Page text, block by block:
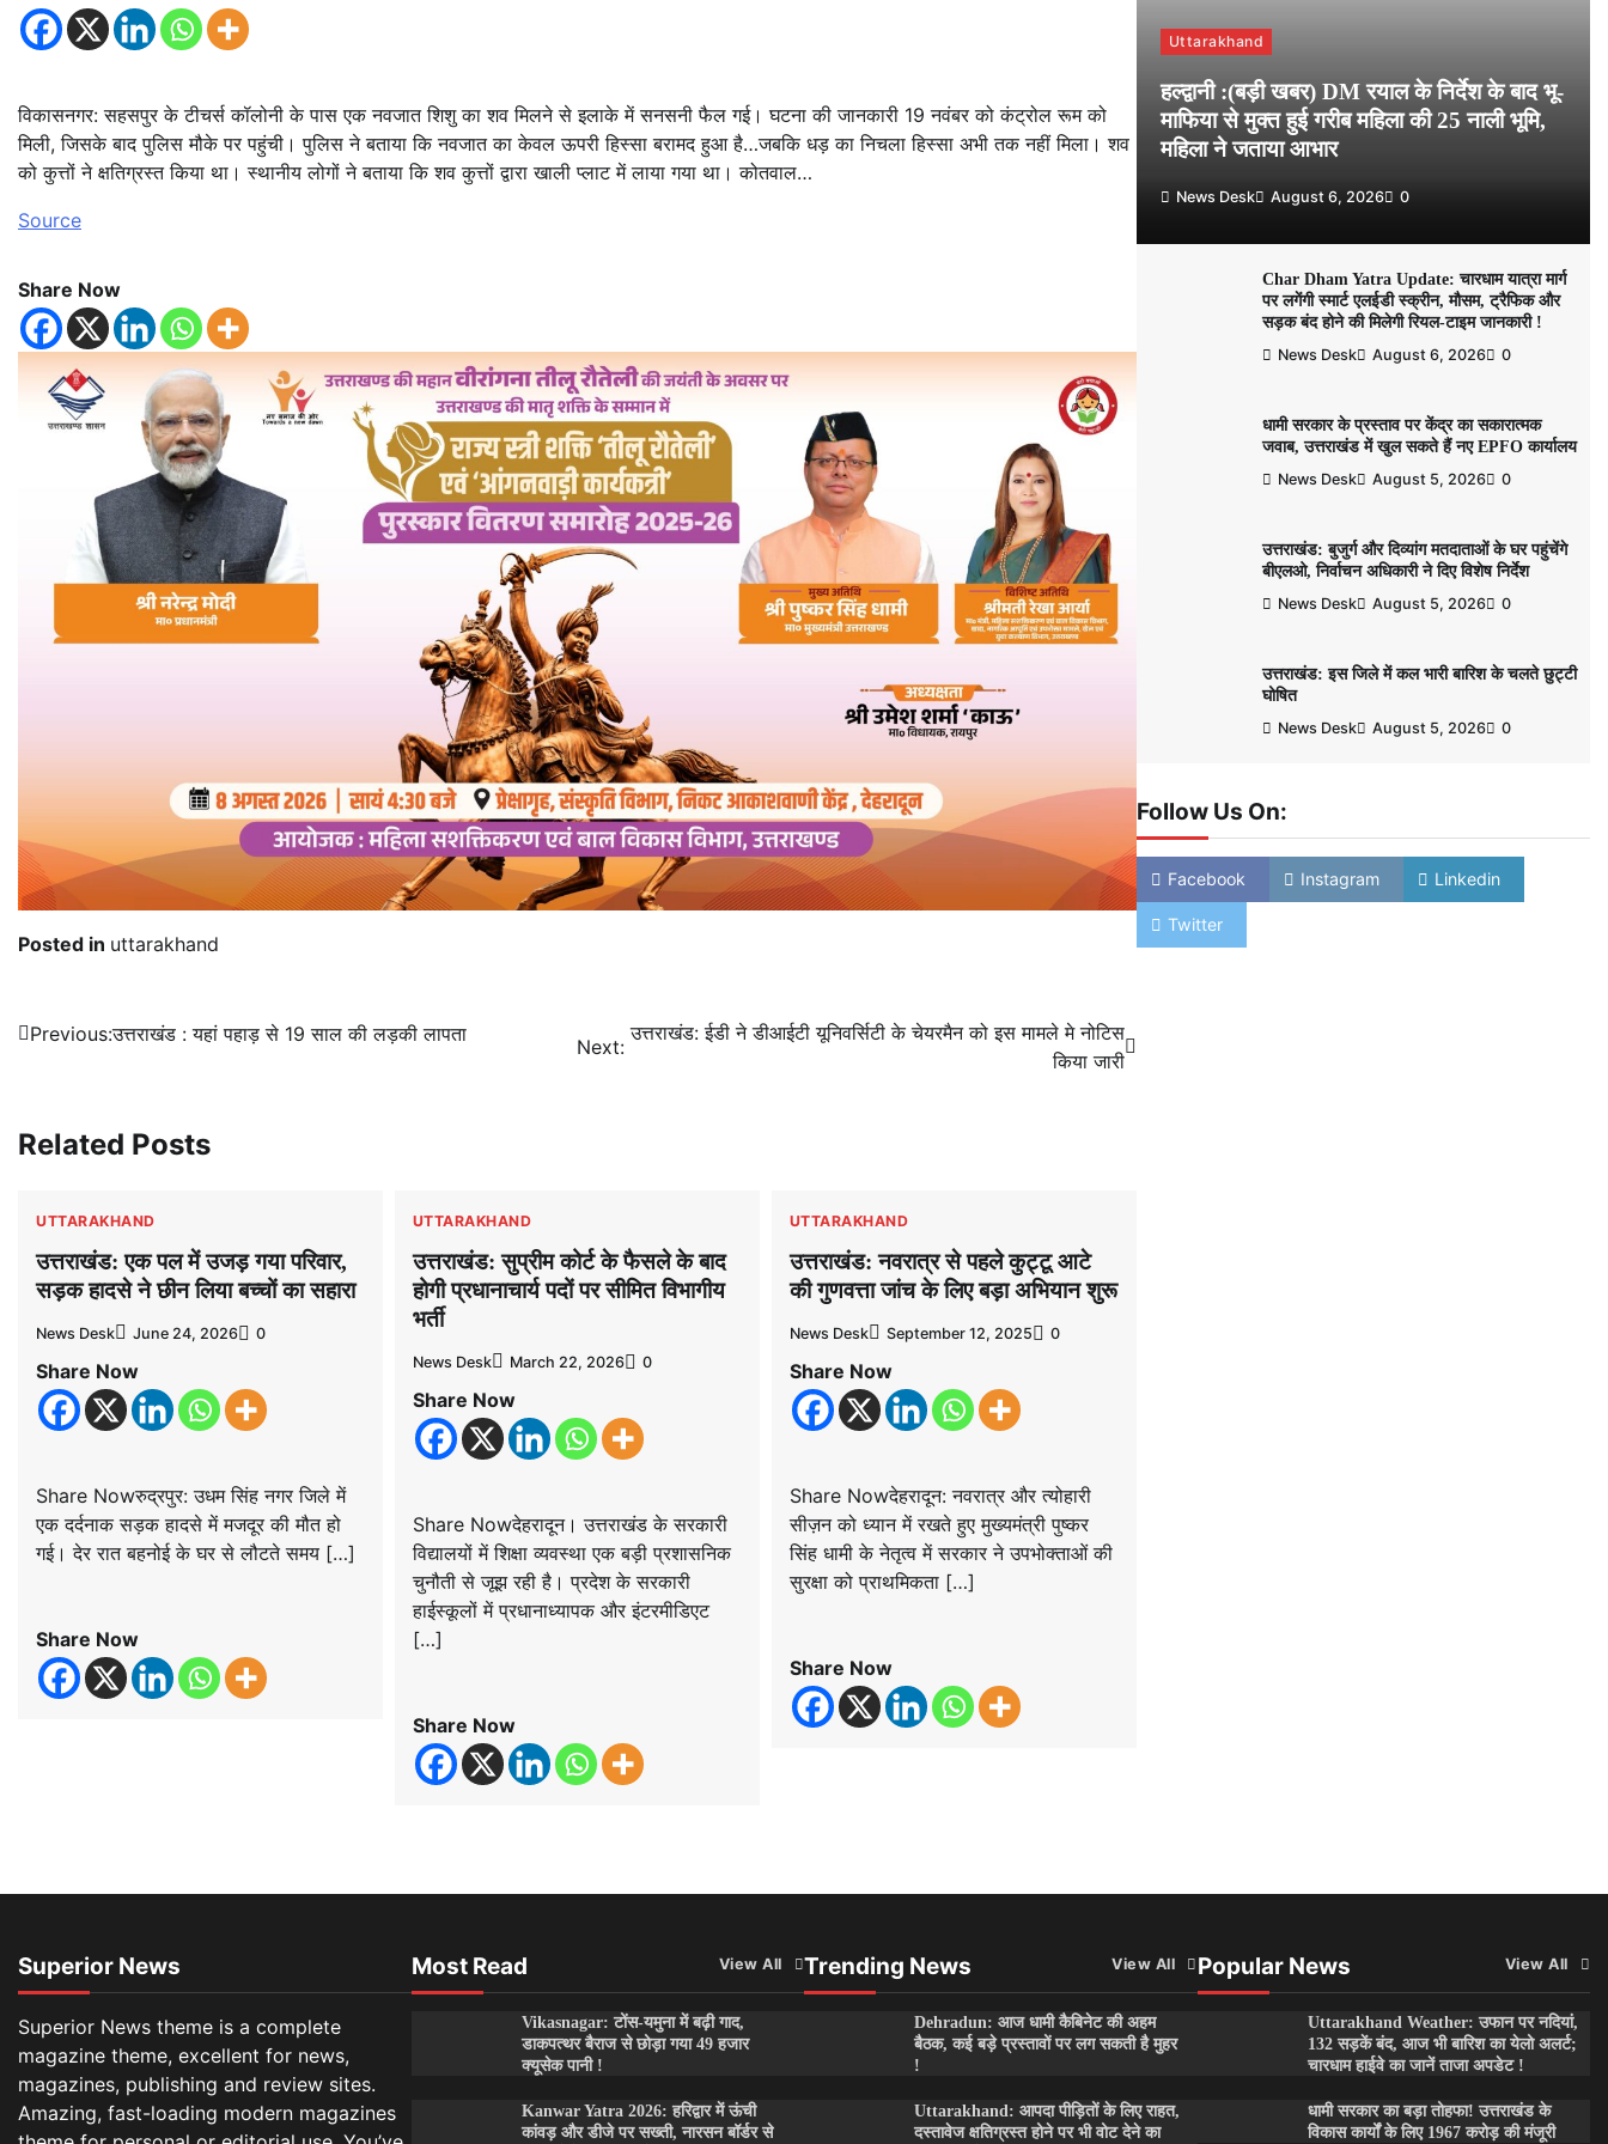
विकासनगर: सहसपुर के टीचर्स कॉलोनी के पास एक नवजात शिशु का शव मिलने से इलाके में सनसनी फैल गई। घटना की जानकारी 19 नवंबर को कंट्रोल रूम को
मिली, जिसके बाद पुलिस मौके पर पहुंची। पुलिस ने बताया कि नवजात का केवल ऊपरी हिस्सा बरामद हुआ है…जबकि धड़ का निचला हिस्सा अभी तक नहीं मिला। शव
को कुत्तों ने क्षतिग्रस्त किया था। स्थानीय लोगों ने बताया कि शव कुत्तों द्वारा खाली प्लाट में लाया गया था। कोतवाल…
Source
Share Now
Posted in uttarakhand
Post
Previous:उत्तराखंड : यहां पहाड़ से 19 साल की लड़की लापता
Next:
उत्तराखंड: ईडी ने डीआईटी यूनिवर्सिटी के चेयरमैन को इस मामले मे नोटिस
किया जारी
Related Posts
UTTARAKHAND
उत्तराखंड: एक पल में उजड़ गया परिवार,
सड़क हादसे ने छीन लिया बच्चों का सहारा
News Desk June 24, 2026 0
Share Now
Share Nowरुद्रपुर: उधम सिंह नगर जिले में
एक दर्दनाक सड़क हादसे में मजदूर की मौत हो
गई। देर रात बहनोई के घर से लौटते समय […]
Share Now
UTTARAKHAND
उत्तराखंड: सुप्रीम कोर्ट के फैसले के बाद
होगी प्रधानाचार्य पदों पर सीमित विभागीय
भर्ती
News Desk March 22, 2026 0
Share Now
Share Nowदेहरादून। उत्तराखंड के सरकारी
विद्यालयों में शिक्षा व्यवस्था एक बड़ी प्रशासनिक
चुनौती से जूझ रही है। प्रदेश के सरकारी
हाईस्कूलों में प्रधानाध्यापक और इंटरमीडिएट
[…]
Share Now
UTTARAKHAND
उत्तराखंड: नवरात्र से पहले कुट्टू आटे
की गुणवत्ता जांच के लिए बड़ा अभियान शुरू
News Desk September 12, 2025 0
Share Now
Share Nowदेहरादून: नवरात्र और त्योहारी
सीज़न को ध्यान में रखते हुए मुख्यमंत्री पुष्कर
सिंह धामी के नेतृत्व में सरकार ने उपभोक्ताओं की
सुरक्षा को प्राथमिकता […]
Share Now
Uttarakhand
हल्द्वानी :(बड़ी खबर) DM रयाल के निर्देश के बाद भू-
माफिया से मुक्त हुई गरीब महिला की 25 नाली भूमि,
महिला ने जताया आभार
News Desk August 6, 2026 0
Char Dham Yatra Update: चारधाम यात्रा मार्ग
पर लगेंगी स्मार्ट एलईडी स्क्रीन, मौसम, ट्रैफिक और
सड़क बंद होने की मिलेगी रियल-टाइम जानकारी !
News Desk August 6, 2026 0
धामी सरकार के प्रस्ताव पर केंद्र का सकारात्मक
जवाब, उत्तराखंड में खुल सकते हैं नए EPFO कार्यालय
News Desk August 5, 2026 0
उत्तराखंड: बुजुर्ग और दिव्यांग मतदाताओं के घर पहुंचेंगे
बीएलओ, निर्वाचन अधिकारी ने दिए विशेष निर्देश
News Desk August 5, 2026 0
उत्तराखंड: इस जिले में कल भारी बारिश के चलते छुट्टी
घोषित
News Desk August 5, 2026 0
Follow Us On:
Facebook Instagram Linkedin
Twitter
Superior News
Superior News theme is a complete
magazine theme, excellent for news,
magazines, publishing and review sites.
Amazing, fast-loading modern magazines
Most Read View All
Vikasnagar: टोंस-यमुना में बढ़ी गाद,
डाकपत्थर बैराज से छोड़ा गया 49 हजार
क्यूसेक पानी !
Kanwar Yatra 2026: हरिद्वार में ऊंची
कांवड़ और डीजे पर सख्ती, नारसन बॉर्डर से
Trending News View All
Dehradun: आज धामी कैबिनेट की अहम
बैठक, कई बड़े प्रस्तावों पर लग सकती है मुहर
!
Uttarakhand: आपदा पीड़ितों के लिए राहत,
दस्तावेज क्षतिग्रस्त होने पर भी वोट देने का
Popular News View All
Uttarakhand Weather: उफान पर नदियां,
132 सड़कें बंद, आज भी बारिश का येलो अलर्ट;
चारधाम हाईवे का जानें ताजा अपडेट !
धामी सरकार का बड़ा तोहफा! उत्तराखंड के
विकास कार्यों के लिए 1967 करोड़ की मंजूरी